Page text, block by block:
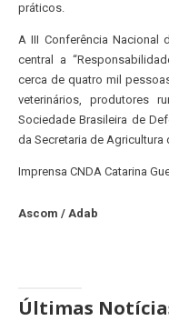
práticos.
A III Conferência Nacional
central a
cerca de quatro mil
veterinários, produtores
Sociedade Brasileira de
da Secretaria de Agricultura
Imprensa CNDA Catarina
Ascom / Adab
Últimas